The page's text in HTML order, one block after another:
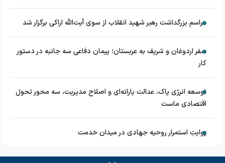
مراسم بزرگداشت رهبر شهید انقلاب از سوی آیت‌الله اراکی برگزار شد
سفر اردوغان و شریف به عربستان؛ پیمان دفاعی سه جانبه در دستور
کار
توسعه انرژی پاک، عدالت یارانه‌ای و اصلاح مدیریت، سه محور تحول
اقتصادی ماست
روایتِ استمرار روحیه جهادی در میدان خدمت